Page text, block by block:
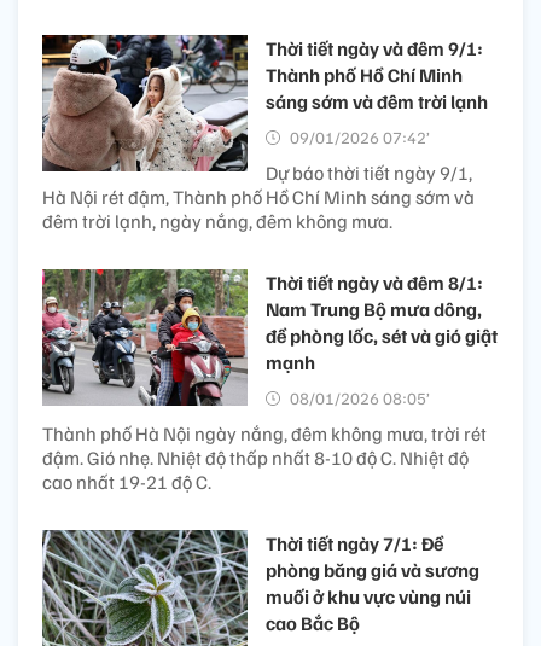
Thời tiết ngày và đêm 9/1:
Thành phố Hồ Chí Minh
sáng sớm và đêm trời lạnh
09/01/2026 07:42’
Dự báo thời tiết ngày 9/1,
Hà Nội rét đậm, Thành phố Hồ Chí Minh sáng sớm và
đêm trời lạnh, ngày nắng, đêm không mưa.
Thời tiết ngày và đêm 8/1:
Nam Trung Bộ mưa dông,
đề phòng lốc, sét và gió giật
mạnh
08/01/2026 08:05’
Thành phố Hà Nội ngày nắng, đêm không mưa, trời rét
đậm. Gió nhẹ. Nhiệt độ thấp nhất 8-10 độ C. Nhiệt độ
cao nhất 19-21 độ C.
Thời tiết ngày 7/1: Đề
phòng băng giá và sương
muối ở khu vực vùng núi
cao Bắc Bộ